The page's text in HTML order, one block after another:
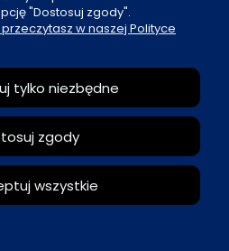
O nas
sprzedaży
i zwroty
konto
"Dostosuj zgody".
w naszej Polityce
tylko niezbędne
zgody
wszystkie